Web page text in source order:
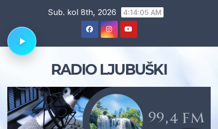
content
Sub. kol 8th, 2026 4:14:06 AM
RADIO LJUBUŠKI